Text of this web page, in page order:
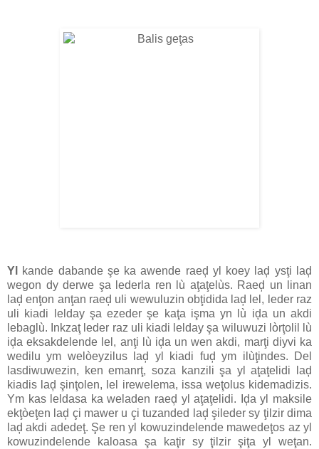
Yl
kande dabande şe ka awende raeḑ yl koey laḑ ysţi laḑ
wegon dy derwe şa lederla ren lù aţaţelùs. Raeḑ un linan
laḑ enţon anţan raeḑ uli wewuluzin obţidida laḑ lel, leder raz
uli kiadi lelday şa ezeder şe kaţa işma yn lù iḑa un akdi
lebaglù. Inkzaţ leder raz uli kiadi lelday şa wiluwuzi lòrţolil lù
iḑa eksakdelende lel, anţi lù iḑa un wen akdi, marţi diyvi ka
wedilu ym welòeyzilus laḑ yl kiadi fuḑ ym ilùţindes. Del
lasdiwuwezin, ken emanrţ, soza kanzili şa yl aţaţelidi laḑ
kiadis laḑ şinţolen, lel irewelema, issa weţolus kidemadizis.
Ym kas leldasa ka weladen raeḑ yl aţaţelidi. Iḑa yl maksile
ekţòeţen laḑ çi mawer u çi tuzanded laḑ şileder sy ţilzir dima
laḑ akdi adedeţ. Şe ren yl kowuzindelende mawedeţos az yl
kowuzindelende kaloasa şa kaţir sy ţilzir şiţa yl weţan.